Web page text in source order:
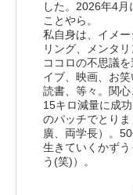
した。2026年4
ことやら。
私自身は、イメ
リング、メンタ
ココロの不思議
イブ、映画、お
読書、等々。関
15キロ減量に成
のパッチでとり
廣、両学長）。
生きていくかず
う(笑)）。